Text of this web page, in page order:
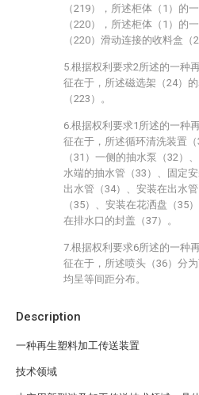
Description
一种再生塑料加工传送装置
技术领域
（219），所述柜体（1）的
（220），所述柜体（1）的
（220）滑动连接的收料盒（
5.根据权利要求2所述的一种
征在于，所述磁选架（24）
（223）。
6.根据权利要求1所述的一种
征在于，所述循环清洗装置
（31）一侧的抽水泵（32）
水端的抽水管（33）、固定
出水管（34）、安装在出水
（35）、安装在花洒盘（35
在排水口的封盖（37）。
7.根据权利要求6所述的一种
征在于，所述喷头（36）分
均呈等间距分布。